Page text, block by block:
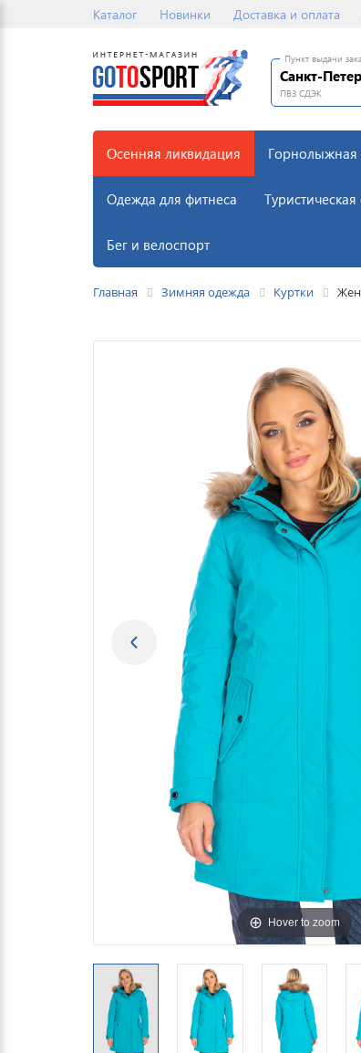
Каталог Новинки Доставка и оплата
Пункт выдачи
Санкт-
ПВЗ СДЭК
Осенняя ликвидация Горнолыжная
Одежда для фитнеса
Бег и велоспорт
Главная Зимняя одежда Куртки
Hover to zoom